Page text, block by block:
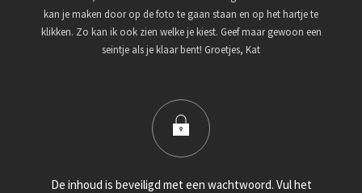
kan je maken door op de foto te gaan staan en op het hartje te
klikken. Zo kan ik ook zien welke je kiest. Geef maar gewoon een
seintje als je klaar bent! Groetjes, Kat
De inhoud is beveiligd met een wachtwoord. Vul het